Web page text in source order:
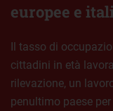
europee e
Il tasso di
cittadini in età
rilevazione, un
penultimo paese